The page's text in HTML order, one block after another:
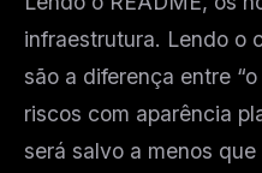
infraestrutura. Lendo o
são a diferença entre
riscos com aparência
será salvo a menos